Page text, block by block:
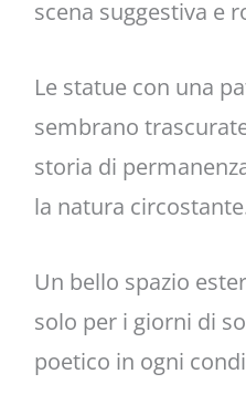
scena suggestiva e
Le statue con una
sembrano
storia di
la natura
Un bello spazio
solo per i giorni di
poetico in ogni